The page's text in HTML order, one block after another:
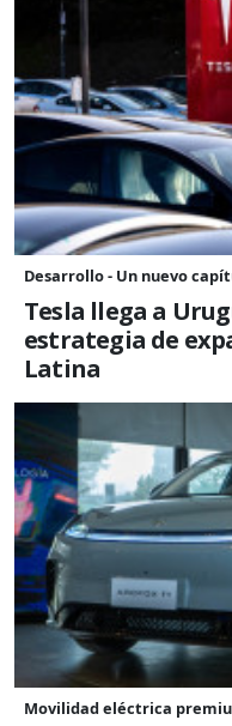
Desarrollo - Un nuevo
Tesla llega a
estrategia de
Latina
Movilidad eléctrica